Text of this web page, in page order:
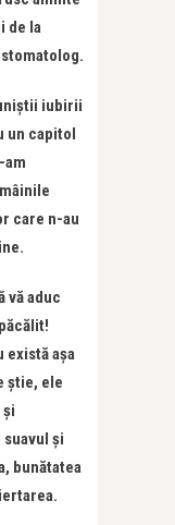
de la
iubirii
un capitol
am
care n-au
vă aduc
există așa
știe, ele
și
bunătatea